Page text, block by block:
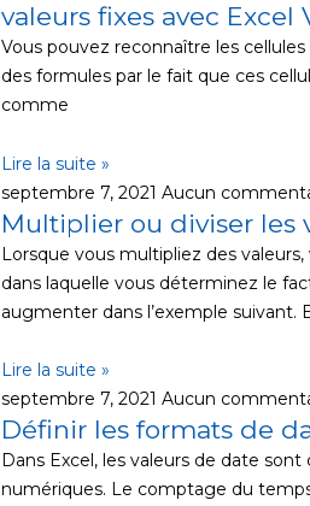
valeurs fixes avec Excel
Vous pouvez reconnaître les
des formules par le fait que ces
comme
Lire la suite »
septembre 7, 2021 Aucun
Multiplier ou diviser les
Lorsque vous multipliez des
dans laquelle vous déterminez le
augmenter dans l’exemple suivant.
Lire la suite »
septembre 7, 2021 Aucun
Définir les formats de
Dans Excel, les valeurs de date
numériques. Le comptage du